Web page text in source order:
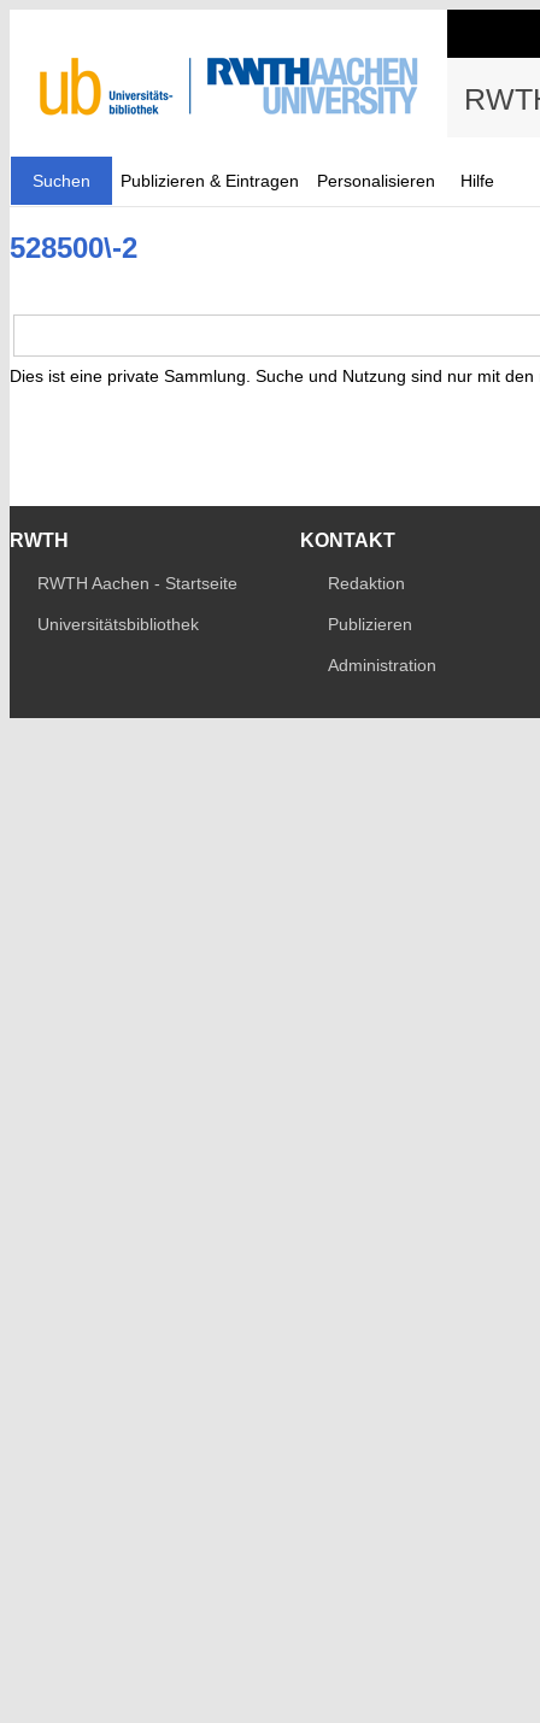
Suchen Publizieren & Eintragen Personalisieren Hilfe
528500\-2
Dies ist eine private Sammlung. Suche und Nutzung sind nur mit
RWTH
RWTH Aachen - Startseite
Universitätsbibliothek
KONTAKT
Redaktion
Publizieren
Administration